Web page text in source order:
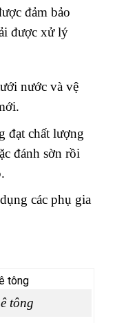
đảm bảo
được xử lý
nước và vệ
đạt chất lượng
đánh sờn rồi
các phụ gia
tông